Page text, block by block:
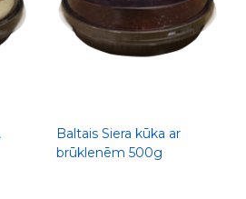
Baltais Siera kūka ar
brūklenēm 500g